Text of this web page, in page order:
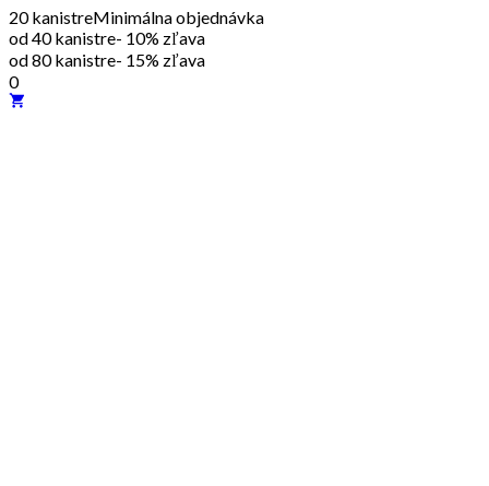
20 kanistreMinimálna objednávka
od 40 kanistre- 10% zľava
od 80 kanistre- 15% zľava
0